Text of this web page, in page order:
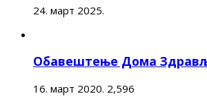
24. март 2025.
Обавештење Дома
16. март 2020. 2,596